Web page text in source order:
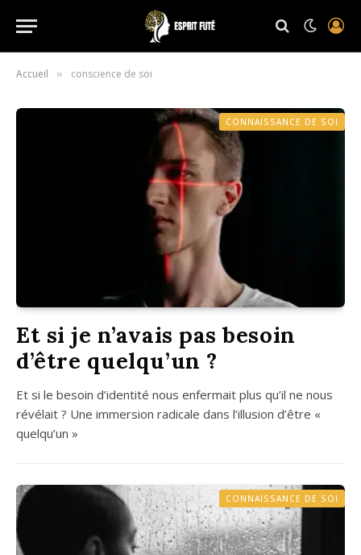
Accueil » conscience de soi
CONNAISSANCE DE SOI
Et si je n’avais pas besoin
d’être quelqu’un ?
Et si le besoin d’identité nous enfer­mait plus qu’il ne nous
révé­lait ? Une immer­sion radi­cale dans l’illusion d’être «
quelqu’un »
CONNAISSANCE DE SOI